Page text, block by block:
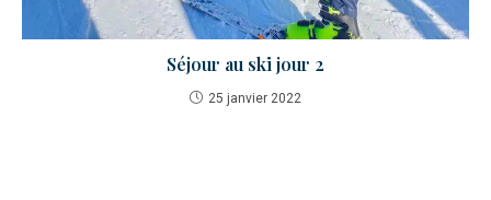
Séjour au ski jour 2
25 janvier 2022